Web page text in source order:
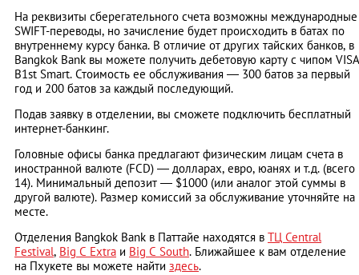
На реквизиты сберегательного счета возможны международные
SWIFT-переводы, но зачисление будет происходить в батах по
внутреннему курсу банка. В отличие от других тайских банков, в
Bangkok Bank вы можете получить дебетовую карту с чипом VISA
B1st Smart. Стоимость ее обслуживания ― 300 батов за первый
год и 200 батов за каждый последующий.
Подав заявку в отделении, вы сможете подключить бесплатный
интернет-банкинг.
Головные офисы банка предлагают физическим лицам счета в
иностранной валюте (FCD) ― долларах, евро, юанях и т.д. (всего
14). Минимальный депозит ― $1000 (или аналог этой суммы в
другой валюте). Размер комиссий за обслуживание уточняйте на
месте.
Отделения Bangkok Bank в Паттайе находятся в ТЦ Central
Festival, Big C Extra и Big C South. Ближайшее к вам отделение
на Пхукете вы можете найти здесь.